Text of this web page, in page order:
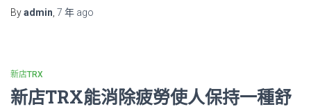
Byadmin 7 年 ago
新店TRX
新店TRX能消除疲勞使人保持一種舒